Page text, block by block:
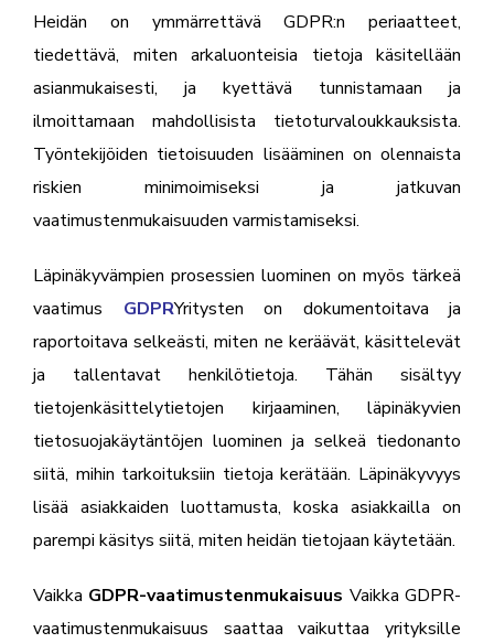
Heidän on ymmärrettävä GDPR:n periaatteet,
tiedettävä, miten arkaluonteisia tietoja käsitellään
asianmukaisesti, ja kyettävä tunnistamaan ja
ilmoittamaan mahdollisista tietoturvaloukkauksista.
Työntekijöiden tietoisuuden lisääminen on olennaista
riskien minimoimiseksi ja jatkuvan
vaatimustenmukaisuuden varmistamiseksi.
Läpinäkyvämpien prosessien luominen on myös tärkeä
vaatimus GDPRYritysten on dokumentoitava ja
raportoitava selkeästi, miten ne keräävät, käsittelevät
ja tallentavat henkilötietoja. Tähän sisältyy
tietojenkäsittelytietojen kirjaaminen, läpinäkyvien
tietosuojakäytäntöjen luominen ja selkeä tiedonanto
siitä, mihin tarkoituksiin tietoja kerätään. Läpinäkyvyys
lisää asiakkaiden luottamusta, koska asiakkailla on
parempi käsitys siitä, miten heidän tietojaan käytetään.
Vaikka GDPR-vaatimustenmukaisuus Vaikka GDPR-
vaatimustenmukaisuus saattaa vaikuttaa yrityksille